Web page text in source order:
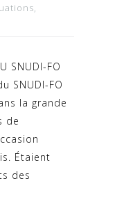
,
SNUDI-FO
SNUDI-FO
la grande
de
Étaient
des